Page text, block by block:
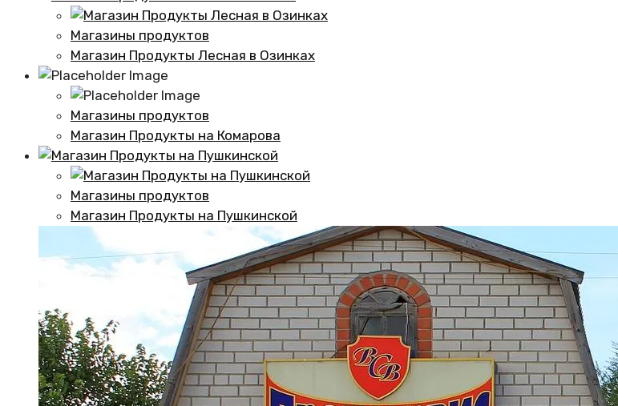
Магазины продуктов
Магазин Продукты Лесная в Озинках
Магазины продуктов
Магазин Продукты на Комарова
Магазины продуктов
Магазин Продукты на Пушкинской